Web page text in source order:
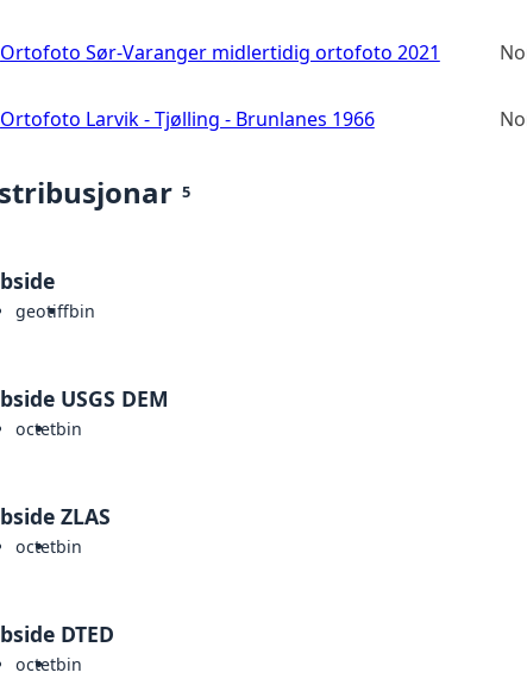
Ortofoto Sør-Varanger midlertidig ortofoto 2021
Ortofoto Larvik - Tjølling - Brunlanes 1966
5
geotiffbin
USGS DEM
octetbin
ZLAS
octetbin
DTED
octetbin